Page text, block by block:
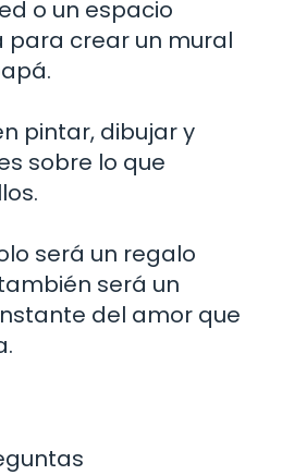
o un espacio
para crear un mural
pintar, dibujar y
sobre lo que
será un regalo
será un
del amor que